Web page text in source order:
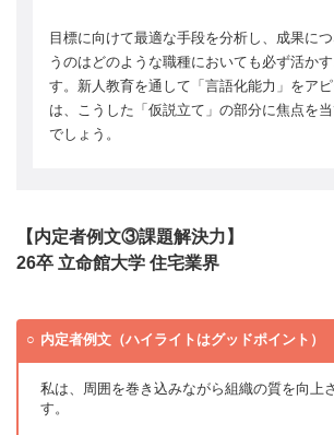
目標に向けて最適な手段を分析し、成果に
うのはどのような職種においても必ず活か
す。新人教育を通して「言語化能力」をア
は、こうした「仮説立て」の部分に焦点を
でしょう。
【内定者例文③課題解決力】
26卒 立命館大学 住宅業界
内定者例文（ハイライトはグッドポイント）
私は、周囲を巻き込みながら組織の質を向上
す。